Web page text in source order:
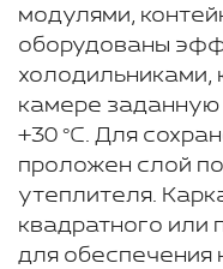
модулями,
оборудованы
камере заданную
+30 °С. Для
проложен слой
утеплителя.
квадратного или
для обеспечения